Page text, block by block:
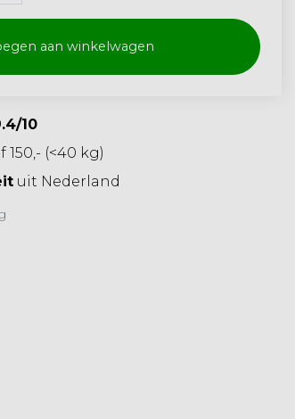
aan winkelwagen
10
(<40 kg)
uit Nederland